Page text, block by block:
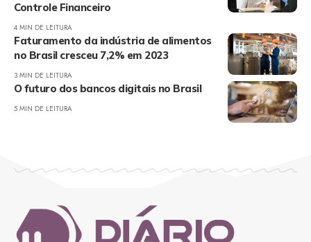
Controle Financeiro
4 MIN DE LEITURA
Faturamento da indústria de alimentos
no Brasil cresceu 7,2% em 2023
3 MIN DE LEITURA
O futuro dos bancos digitais no Brasil
5 MIN DE LEITURA